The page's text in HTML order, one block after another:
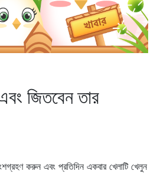
জিতবেন তার
করুন এবং প্রতিদিন একবার খেলাটি খেলুন